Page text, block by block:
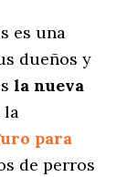
es una
dueños y
la nueva
la
para
de perros